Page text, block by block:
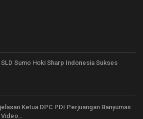
Sumo Hoki Sharp Indonesia Sukses
Ketua DPC PDI Perjuangan Banyumas
Video…